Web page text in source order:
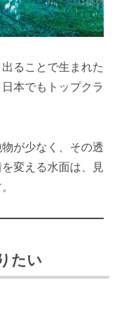
ることで生まれた
本でもトップクラ
が少なく、その透
変える水面は、見
たい